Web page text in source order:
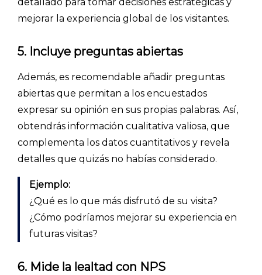
PRECIOS
BLOG
ACCEDER →
mejorar la experiencia global de los visitantes.
5. Incluye preguntas abiertas
Además, es recomendable añadir preguntas
abiertas que permitan a los encuestados
expresar su opinión en sus propias palabras. Así,
obtendrás información cualitativa valiosa, que
complementa los datos cuantitativos y revela
detalles que quizás no habías considerado.
Ejemplo:
¿Qué es lo que más disfrutó de su visita?
¿Cómo podríamos mejorar su experiencia en
futuras visitas?
6. Mide la lealtad con NPS